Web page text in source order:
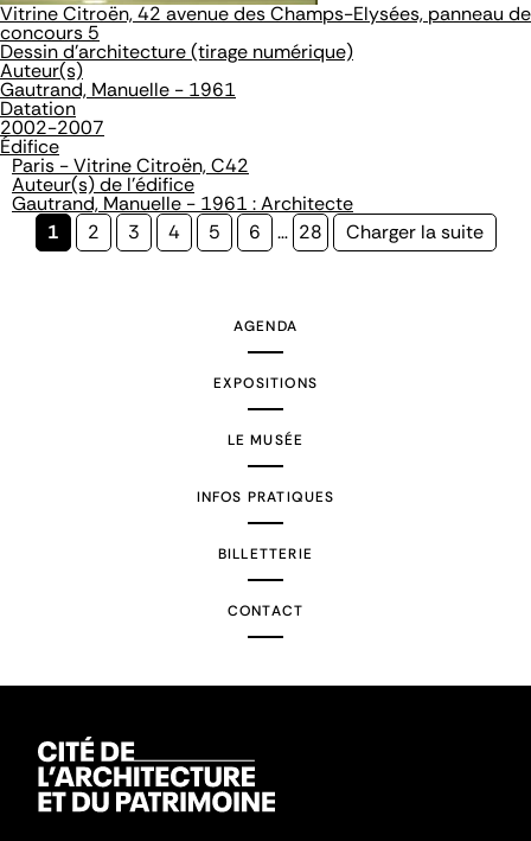
Vitrine Citroën, 42 avenue des Champs-Elysées, panneau de
concours 5
Dessin d'architecture (tirage numérique)
Auteur(s)
Gautrand, Manuelle - 1961
Datation
2002-2007
Édifice
Paris - Vitrine Citroën, C42
Auteur(s) de l'édifice
Gautrand, Manuelle - 1961 : Architecte
Page
1 Page
2 Page
3 Page
4 Page
5 Page
6 … Page
28
Page
Charger la suite
AGENDA
EXPOSITIONS
LE MUSÉE
INFOS PRATIQUES
BILLETTERIE
CONTACT